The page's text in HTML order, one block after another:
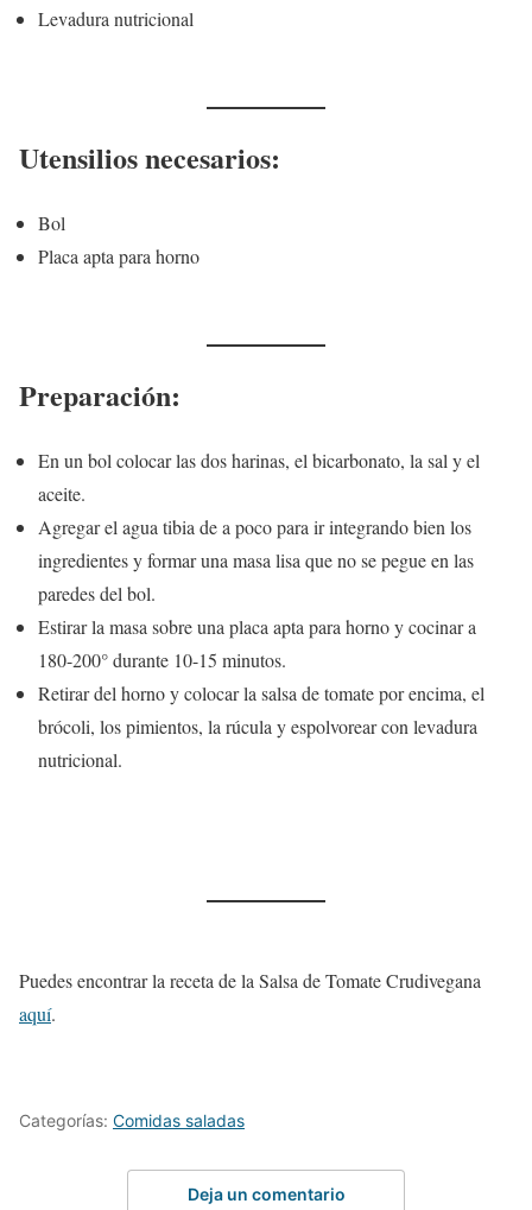
Levadura nutricional
Utensilios necesarios:
Bol
Placa apta para horno
Preparación:
En un bol colocar las dos harinas, el bicarbonato, la sal y el
aceite.
Agregar el agua tibia de a poco para ir integrando bien los
ingredientes y formar una masa lisa que no se pegue en las
paredes del bol.
Estirar la masa sobre una placa apta para horno y cocinar a
180-200° durante 10-15 minutos.
Retirar del horno y colocar la salsa de tomate por encima, el
brócoli, los pimientos, la rúcula y espolvorear con levadura
nutricional.
Puedes encontrar la receta de la Salsa de Tomate Crudivegana
aquí.
Categorías: Comidas saladas
Deja un comentario